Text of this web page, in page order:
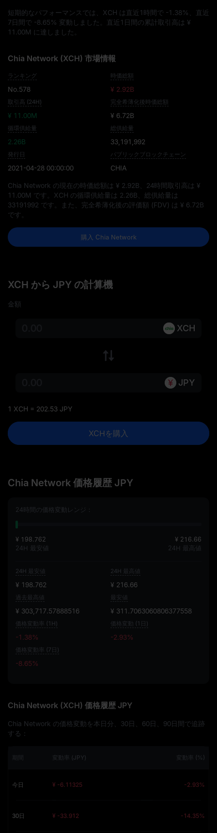
短期的なパフォーマンスでは、XCH は直近1時間で -1.38%
、直近
7日間で -8.65% 変動しました。直近1日間の累計取引高は ¥
11.00M に達しました。
Chia Network (XCH) 市場情報
ランキング
No.578
時価総額
¥ 2.92B
取引高 (24H)
¥ 11.00M
完全希薄化後時価総額
¥ 6.72B
循環供給量
2.26B
総供給量
33,191,992
発行日
2021-04-28 00:00:00
パブリックブロックチェーン
CHIA
Chia Network の現在の時価総額は ¥ 2.92B 、24時間取引高は ¥
11.00M です。XCH の循環供給量は 2.26B 、総供給量は
33191992 です。また、完全希薄化後の評価額 (FDV) は ¥ 6.72B
です。
購入 Chia Network
XCH から JPY の計算機
金額
XCH
JPY
1 XCH = 202.53 JPY
XCHを購入
Chia Network 価格履歴 JPY
24時間の価格変動レンジ：
¥ 198.762
24H 最安値
¥ 216.66
24H 最高値
24H 最安値
¥ 198.762
24H 最高値
¥ 216.66
過去最高値
¥ 303,717.57888516
最安値
¥ 311.7063060806377558
価格変動率 (1H)
-1.38%
価格変動 (1日)
-2.93%
価格変動率 (7日)
-8.65%
Chia Network (XCH) 価格履歴 JPY
Chia Network の価格変動を本日分、30日、60日、90日間で追跡
する：
期間 変動率 (JPY) 変動率 (%)
今日 ¥ -6.11325 -2.93%
30日 ¥ -33.912 -14.35%